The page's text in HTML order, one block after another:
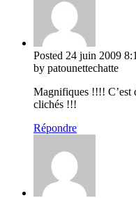
Posted 24 juin 2009
by patounettechatte
Magnifiques !!!! C’est
clichés !!!
Répondre